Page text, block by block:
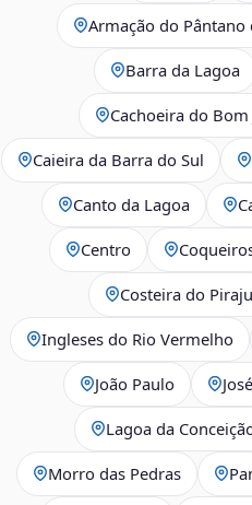
Armação do Pântano
Barra da Lagoa
Cachoeira do Bom
Caieira da Barra do Sul
Canto da Lagoa
Centro
Costeira do
Ingleses do Rio Vermelho
João Paulo
Lagoa da
Morro das Pedras